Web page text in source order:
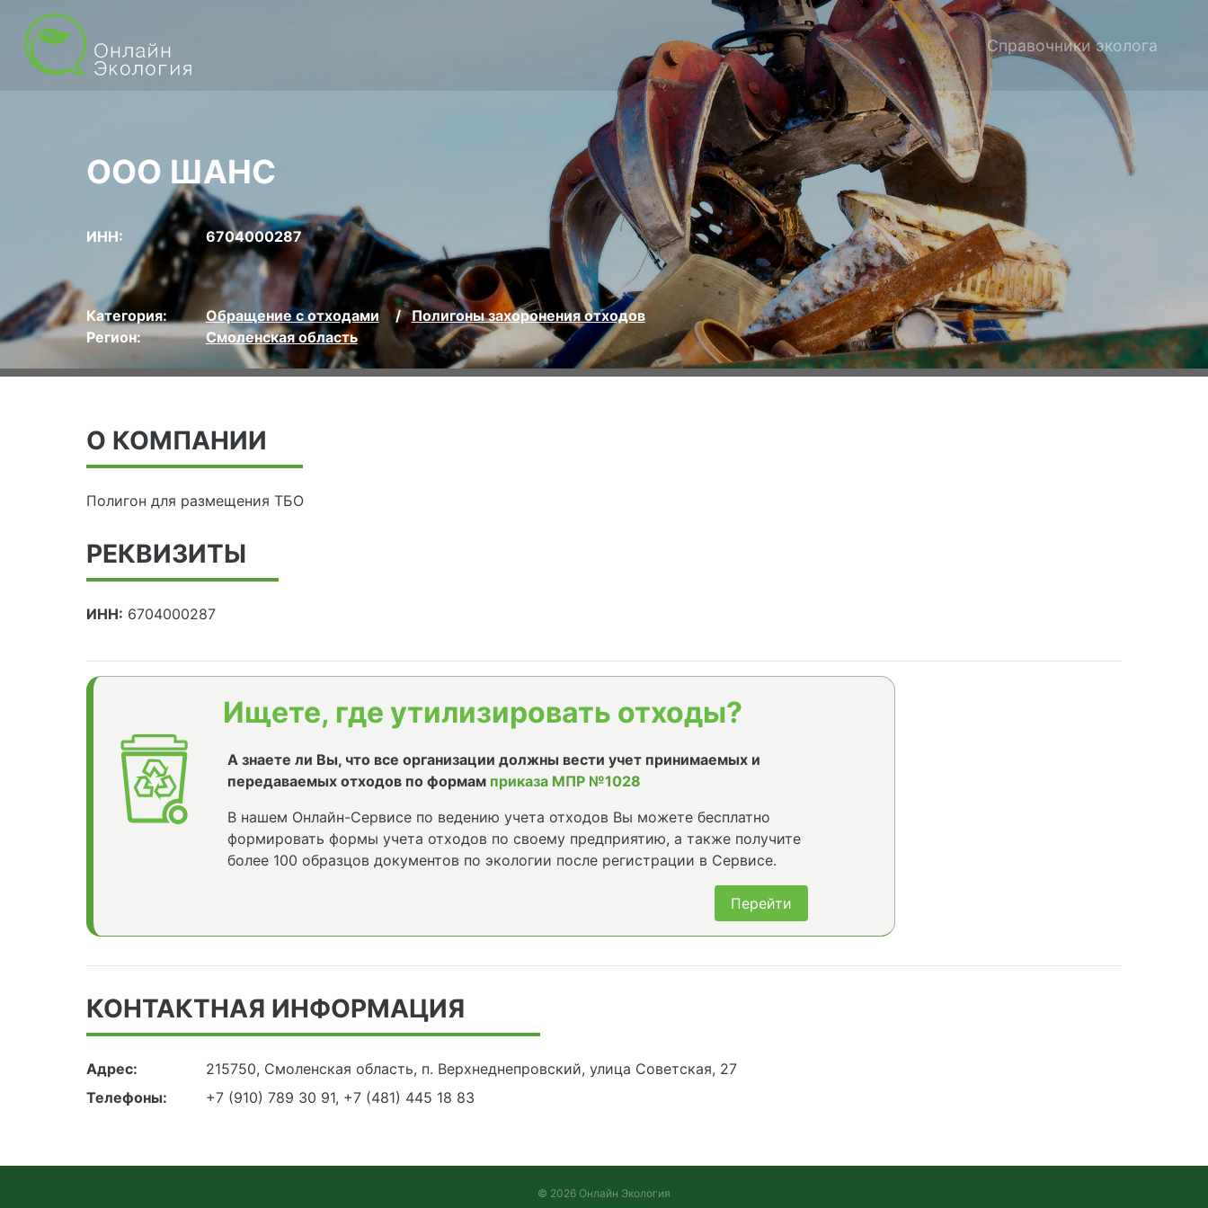
Справочники эколога
ООО ШАНС
ИНН: 6704000287
Категория: Обращение с отходами
Полигоны захоронения отходов
Регион:
Смоленская область
О КОМПАНИИ
Полигон для размещения ТБО
РЕКВИЗИТЫ
ИНН: 6704000287
Ищете, где утилизировать отходы?
А знаете ли Вы, что все организации должны вести учет принимаемых и
передаваемых отходов по формам приказа МПР №1028
В нашем Онлайн-Сервисе по ведению учета отходов Вы можете бесплатно
формировать формы учета отходов по своему предприятию, а также получите
более 100 образцов документов по экологии после регистрации в Сервисе.
Перейти
КОНТАКТНАЯ ИНФОРМАЦИЯ
Адрес:
215750, Смоленская область, п. Верхнеднепровский, улица Советская, 27
Телефоны:
+7 (910) 789 30 91, +7 (481) 445 18 83
© 2026 Онлайн Экология